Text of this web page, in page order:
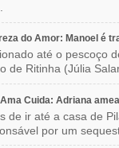
do Amor: Manoel é
até o pescoço
de Ritinha (Júlia
Cuida: Adriana
de ir até a casa de
por um